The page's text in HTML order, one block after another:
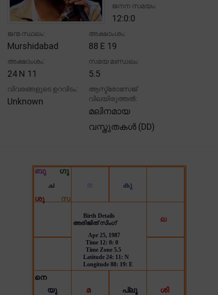
ജനന സമയം:
12:0:0
ജന്മ സ്ഥലം:
Murshidabad
അക്ഷാംശം:
88 E 19
അക്ഷാംശം:
24 N 11
സമയ മണ്ഡലം:
5.5
വിവരങ്ങളുടെ ഉറവിടം:
Unknown
ആസ്ട്രോസേജ്
വിലയിരുത്തൽ:
മലിനമായ
വസ്തുതകൾ (DD)